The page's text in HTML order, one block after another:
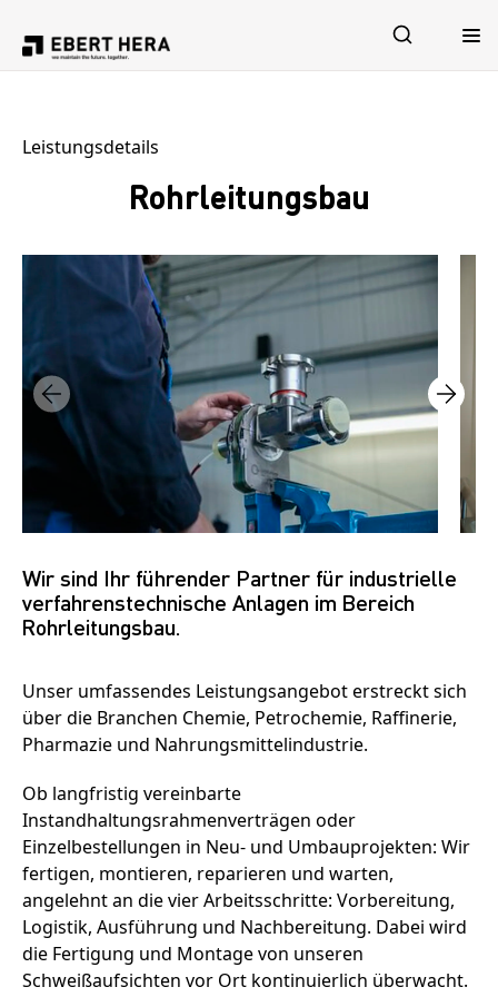
Leistungen
Sicherheit
Unternehmen
Jetzt Kontakt aufnehmen
Leistungsdetails
Rohrleitungsbau
Wir sind Ihr führender Partner für industrielle
verfahrenstechnische Anlagen im Bereich
Rohrleitungsbau.
Unser umfassendes Leistungsangebot erstreckt sich
über die Branchen Chemie, Petrochemie, Raffinerie,
Pharmazie und Nahrungsmittelindustrie.
Ob langfristig vereinbarte
Instandhaltungsrahmenverträgen oder
Einzelbestellungen in Neu- und Umbauprojekten: Wir
fertigen, montieren, reparieren und warten,
angelehnt an die vier Arbeitsschritte: Vorbereitung,
Logistik, Ausführung und Nachbereitung. Dabei wird
die Fertigung und Montage von unseren
Schweißaufsichten vor Ort kontinuierlich überwacht.